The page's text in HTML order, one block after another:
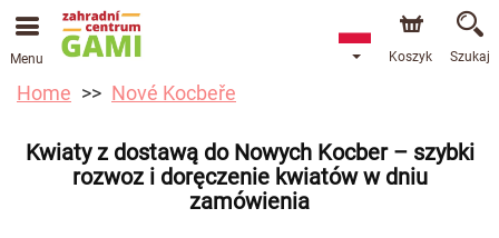
Menu Koszyk Szukaj
Home Nové Kocbeře
Kwiaty z dostawą do Nowych Kocber – szybki
rozwoz i doręczenie kwiatów w dniu
zamówienia